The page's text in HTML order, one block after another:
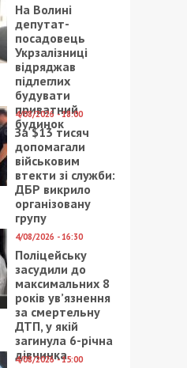
На Волині
депутат-
посадовець
Укрзалізниці
відряджав
підлеглих
будувати
приватний
будинок
4/08/2026 - 18:00
За $13 тисяч
допомагали
військовим
втекти зі служби:
ДБР викрило
організовану
групу
4/08/2026 - 16:30
Поліцейську
засудили до
максимальних 8
років ув’язнення
за смертельну
ДТП, у якій
загинула 6-річна
дівчинка
4/08/2026 - 15:00